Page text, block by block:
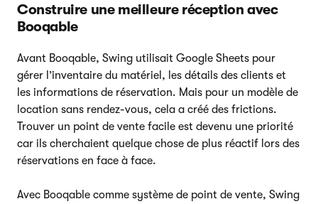
Construire une meilleure réception avec
Booqable
Avant Booqable, Swing utilisait Google Sheets pour
gérer l’inventaire du matériel, les détails des clients et
les informations de réservation. Mais pour un modèle de
location sans rendez-vous, cela a créé des frictions.
Trouver un point de vente facile est devenu une priorité
car ils cherchaient quelque chose de plus réactif lors des
réservations en face à face.
Avec Booqable comme système de point de vente, Swing